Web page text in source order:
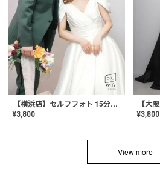
【横浜店】セルフフォト 15分撮り放題プラン
¥3,800 ¥3,800
View more